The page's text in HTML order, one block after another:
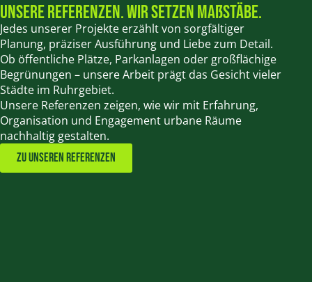
Unsere Referenzen. Wir setzen Maßstäbe.
Jedes unserer Projekte erzählt von sorgfältiger
Planung, präziser Ausführung und Liebe zum Detail.
Ob öffentliche Plätze, Parkanlagen oder großflächige
Begrünungen – unsere Arbeit prägt das Gesicht vieler
Städte im Ruhrgebiet.
Unsere Referenzen zeigen, wie wir mit Erfahrung,
Organisation und Engagement urbane Räume
nachhaltig gestalten.
Zu unseren Referenzen